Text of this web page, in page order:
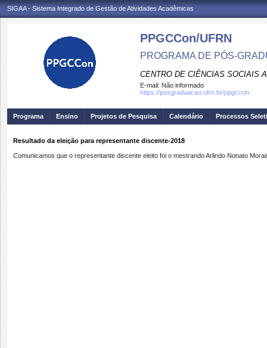
SIGAA - Sistema Integrado de Gestão de Atividades Acadêmicas
PPGCCon/UFRN
PROGRAMA DE PÓS-
CENTRO DE CIÊNCIAS SOCIAIS
E-mail: Não informado
https://posgraduacao.ufrn.br/ppgccon
Programa Ensino Projetos de Pesquisa Calendário Processos
Resultado da eleição para representante discente-2018
Comunicamos que o representante discente eleito foi o mestrando Arlindo Nonato